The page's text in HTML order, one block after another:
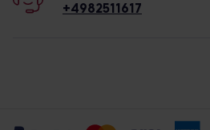
+4982511617